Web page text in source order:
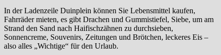
In der Ladenzeile Duinplein können Sie Lebensmittel kaufen,
Fahrräder mieten, es gibt Drachen und Gummistiefel, Siebe, um am
Strand den Sand nach Haifischzähnen zu durchsieben,
Sonnencreme, Souvenirs, Zeitungen und Brötchen, leckeres Eis –
also alles „Wichtige“ für den Urlaub.